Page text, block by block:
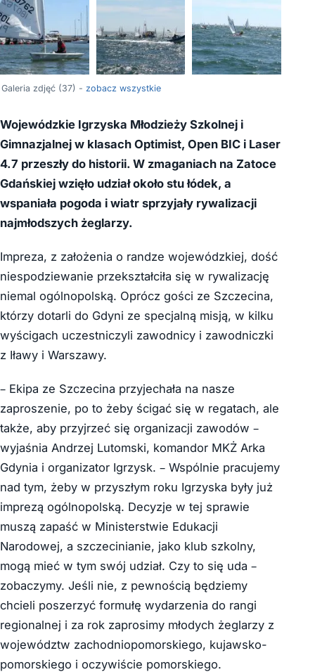
Galeria zdjęć (37) - zobacz wszystkie
Wojewódzkie Igrzyska Młodzieży Szkolnej i
Gimnazjalnej w klasach Optimist, Open BIC i Laser
4.7 przeszły do historii. W zmaganiach na Zatoce
Gdańskiej wzięło udział około stu łódek, a
wspaniała pogoda i wiatr sprzyjały rywalizacji
najmłodszych żeglarzy.
Impreza, z założenia o randze wojewódzkiej, dość
niespodziewanie przekształciła się w rywalizację
niemal ogólnopolską. Oprócz gości ze Szczecina,
którzy dotarli do Gdyni ze specjalną misją, w kilku
wyścigach uczestniczyli zawodnicy i zawodniczki
z Iławy i Warszawy.
– Ekipa ze Szczecina przyjechała na nasze
zaproszenie, po to żeby ścigać się w regatach, ale
także, aby przyjrzeć się organizacji zawodów –
wyjaśnia Andrzej Lutomski, komandor MKŻ Arka
Gdynia i organizator Igrzysk. – Wspólnie pracujemy
nad tym, żeby w przyszłym roku Igrzyska były już
imprezą ogólnopolską. Decyzje w tej sprawie
muszą zapaść w Ministerstwie Edukacji
Narodowej, a szczecinianie, jako klub szkolny,
mogą mieć w tym swój udział. Czy to się uda –
zobaczymy. Jeśli nie, z pewnością będziemy
chcieli poszerzyć formułę wydarzenia do rangi
regionalnej i za rok zaprosimy młodych żeglarzy z
województw zachodniopomorskiego, kujawsko-
pomorskiego i oczywiście pomorskiego.